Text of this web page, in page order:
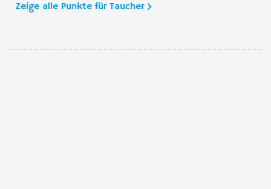
Zeige alle Punkte für Taucher